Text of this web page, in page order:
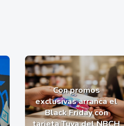
Con promos
exclusivas arranca el
Black Friday con